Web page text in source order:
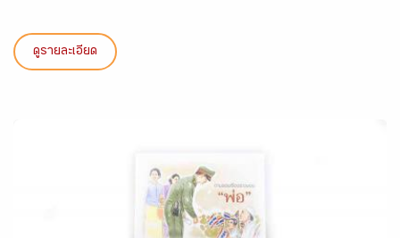
ดูรายละเอียด